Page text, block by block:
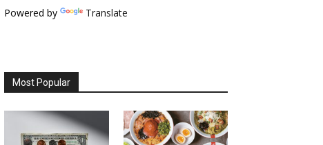
Powered by Translate
Most Popular